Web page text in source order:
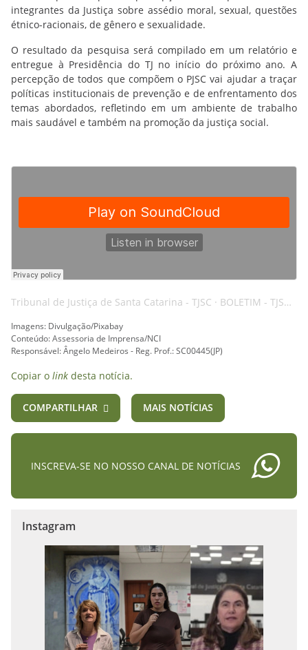
integrantes da Justiça sobre assédio moral, sexual, questões
étnico-racionais, de gênero e sexualidade.
O resultado da pesquisa será compilado em um relatório e
entregue à Presidência do TJ no início do próximo ano. A
percepção de todos que compõem o PJSC vai ajudar a traçar
políticas institucionais de prevenção e de enfrentamento dos
temas abordados, refletindo em um ambiente de trabalho
mais saudável e também na promoção da justiça social.
Tribunal de Justiça de Santa Catarina - TJSC · BOLETIM - TJSC - 25NOV21 - RACISMO - AI
Imagens: Divulgação/Pixabay
Conteúdo: Assessoria de Imprensa/NCI
Responsável: Ângelo Medeiros - Reg. Prof.: SC00445(JP)
Copiar o link desta notícia.
COMPARTILHAR MAIS NOTÍCIAS
INSCREVA-SE NO NOSSO CANAL DE NOTÍCIAS
Instagram